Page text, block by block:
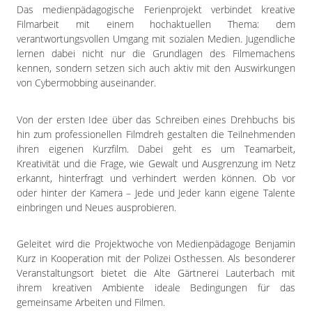
Impressum
Datenschutzerklärung
Das medienpädagogische Ferienprojekt verbindet kreative
Filmarbeit mit einem hochaktuellen Thema: dem
verantwortungsvollen Umgang mit sozialen Medien. Jugendliche
lernen dabei nicht nur die Grundlagen des Filmemachens
kennen, sondern setzen sich auch aktiv mit den Auswirkungen
von Cybermobbing auseinander.
Von der ersten Idee über das Schreiben eines Drehbuchs bis
hin zum professionellen Filmdreh gestalten die Teilnehmenden
ihren eigenen Kurzfilm. Dabei geht es um Teamarbeit,
Kreativität und die Frage, wie Gewalt und Ausgrenzung im Netz
erkannt, hinterfragt und verhindert werden können. Ob vor
oder hinter der Kamera – Jede und Jeder kann eigene Talente
einbringen und Neues ausprobieren.
Geleitet wird die Projektwoche von Medienpädagoge Benjamin
Kurz in Kooperation mit der Polizei Osthessen. Als besonderer
Veranstaltungsort bietet die Alte Gärtnerei Lauterbach mit
ihrem kreativen Ambiente ideale Bedingungen für das
gemeinsame Arbeiten und Filmen.